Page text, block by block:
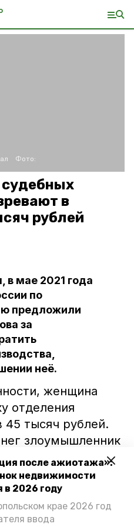
после ажиотажа»:
недвижимости
в 2026 году
крае 2026 год
ввода
Фото:
в
рублей
в мае 2021 года
по
предложили
за
неё.
женщина
отделения
45 тысяч рублей.
злоумышленник
УФСБ
краю.
и судебного
возбудили